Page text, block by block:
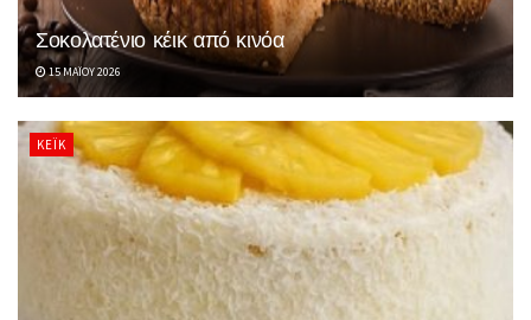
Σοκολατένιο κέικ από κινόα
15 ΜΑΪ́ΟΥ 2026
ΚΈΙΚ